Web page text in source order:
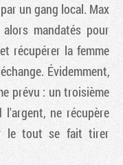
un gang local. Max
mandatés pour
récupérer la femme
Évidemment,
prévu : un troisième
ne récupère
le tout se fait tirer